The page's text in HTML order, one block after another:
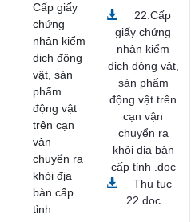
Cấp giấy
chứng
nhận kiểm
dịch động
vật, sản
phẩm
động vật
trên cạn
vận
chuyển ra
khỏi địa
bàn cấp
tỉnh
22.Cấp
giấy chứng
nhận kiểm
dịch động vật,
sản phẩm
động vật trên
cạn vận
chuyển ra
khỏi địa bàn
cấp tỉnh .doc
Thu tuc
22.doc